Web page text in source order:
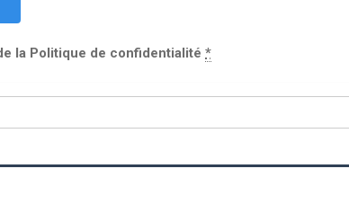
la Politique de confidentialité *